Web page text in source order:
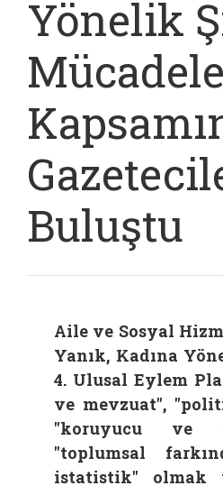
Yönelik
Buluştu
Aile ve Sosyal
Yanık, Kadına
4. Ulusal Eylem
ve mevzuat",
"koruyucu ve
"toplumsal
istatistik" olmak